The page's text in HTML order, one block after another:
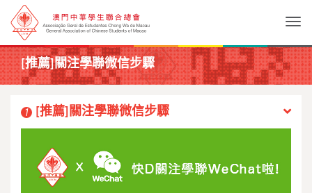
[推薦]關注學聯微信步驟
1 [推薦]關注學聯微信步驟